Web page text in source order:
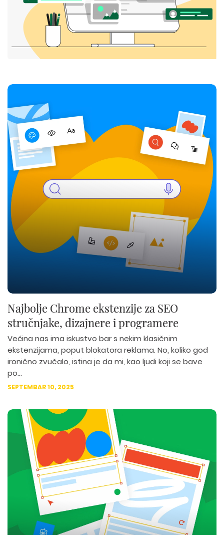
Najbolje Chrome ekstenzije za SEO
stručnjake, dizajnere i programere
Većina nas ima iskustvo bar s nekim klasičnim
ekstenzijama, poput blokatora reklama. No, koliko god
ironično zvučalo, istina je da mi, kao ljudi koji se bave
po...
SEPTEMBAR 10, 2025